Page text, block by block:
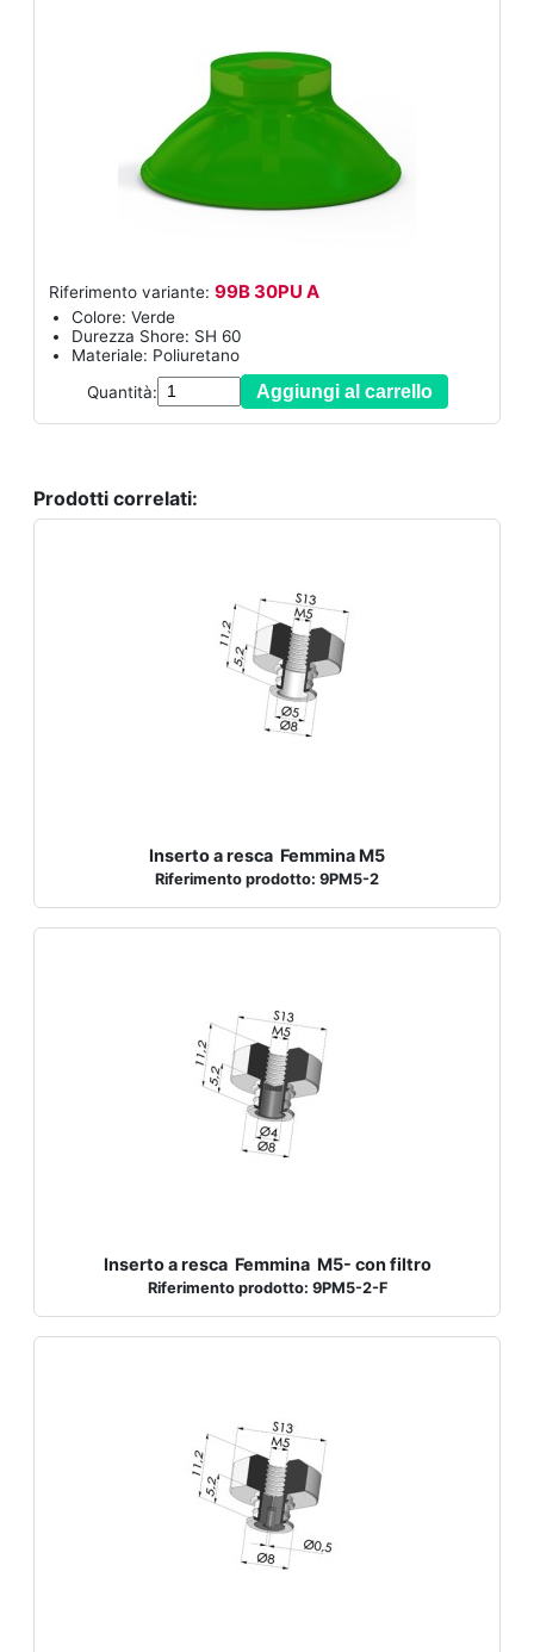
Riferimento variante: 99B 30PU A
Colore: Verde
Durezza Shore: SH 60
Materiale: Poliuretano
Quantità:
Aggiungi al carrello
Prodotti correlati:
Inserto a resca Femmina M5
Riferimento prodotto: 9PM5-2
Inserto a resca Femmina M5- con filtro
Riferimento prodotto: 9PM5-2-F